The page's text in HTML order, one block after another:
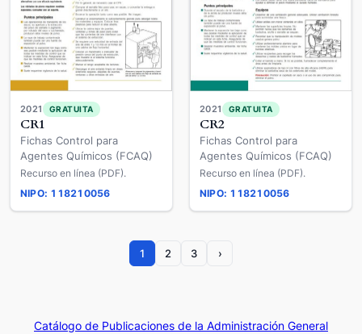
2021 GRATUITA
CR1
Fichas Control para
Agentes Químicos (FCAQ)
Recurso en línea (PDF).
NIPO: 118210056
2021 GRATUITA
CR2
Fichas Control para
Agentes Químicos (FCAQ)
Recurso en línea (PDF).
NIPO: 118210056
1 2 3 ›
Catálogo de Publicaciones de la Administración General